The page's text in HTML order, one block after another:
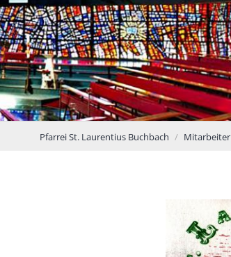
Pfarrei St. Laurentius Buchbach Mitarbeiter